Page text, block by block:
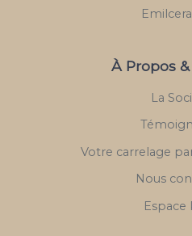
À Propos
La
Votre carrelage
Nous
Espace